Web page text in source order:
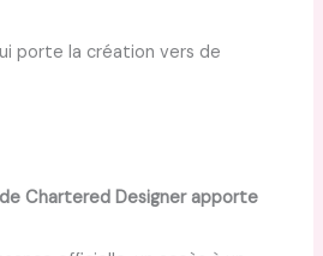
porte la création vers de
Chartered Designer apporte